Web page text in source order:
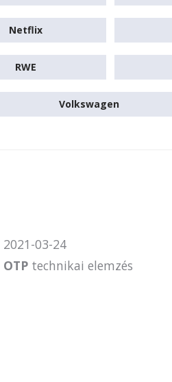
Netflix
RWE
Volkswagen
2021-03-24
OTP technikai elemzés